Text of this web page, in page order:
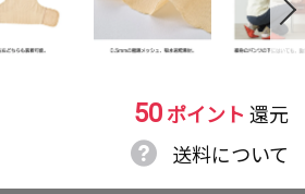
50ポイント 還元
送料について